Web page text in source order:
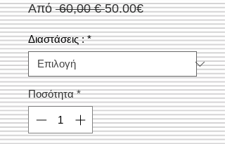
Από 60,00 € Κανονική
τιμή
50.00€Τιμή
Έκπτωσης
Διαστάσεις : *
Ποσότητα *